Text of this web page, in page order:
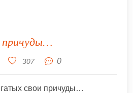
причуды…
307 0
свои причуды…